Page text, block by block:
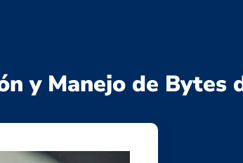
y Manejo de Bytes